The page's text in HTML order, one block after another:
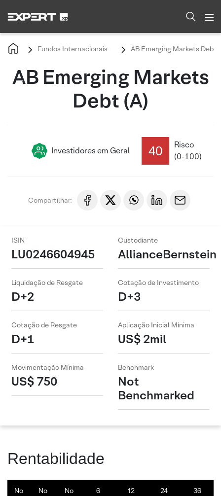
Fundos Internacionais AB Emerging Markets Debt
AB Emerging Markets
Debt (A)
Investidores em Geral 40
Risco
(0-100)
Compartilhar:
ISIN
LU0246604945
Custodiante
AllianceBernstein
Liquidação de Resgate
D+2
Cotação de Investimento
D+3
Cotação de Resgate
D+1
Aplicação Inicial Mínima
US$ 2mil
Movimentação Mínima
US$ 750
Benchmark
Not
Benchmarked
Rentabilidade
No
No
No
6
12
24
36